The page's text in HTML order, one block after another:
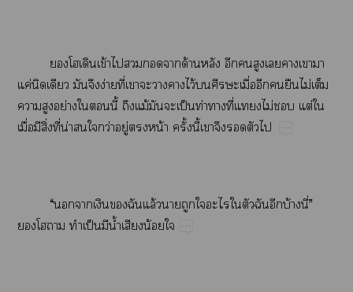
​​​ข้​​​​​ด้​​​​​​​​​
ค่​​​​​ง่​ี่​​​​​ไว้​ื่​​​​ไม่​​
​​ย่​​​ี้​​ม้​​​ป็​ท่​​ี่​ไม่​​ต่​​
ื่​​ิ่​ี่​น่​​​ว่​ู่​​น้​ั้​ี้​​​​​
“​​​​​​ล้​​​​​​​​​บ้​ี่”​
​​​​ป็​​น้ำ​​น้​